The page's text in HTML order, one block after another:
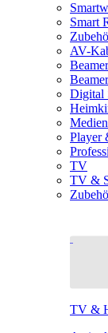
Smart
AV-
Beamer
Digital
Player
TV
TV &
TV &